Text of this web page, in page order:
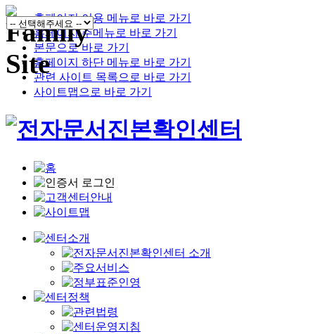
홈페이지 이용 메뉴로 바로 가기
홈페이지 주메뉴로 바로 가기
본문으로 바로 가기
홈페이지 하단 메뉴로 바로 가기
관련 사이트 목록으로 바로 가기
사이트맵으로 바로 가기